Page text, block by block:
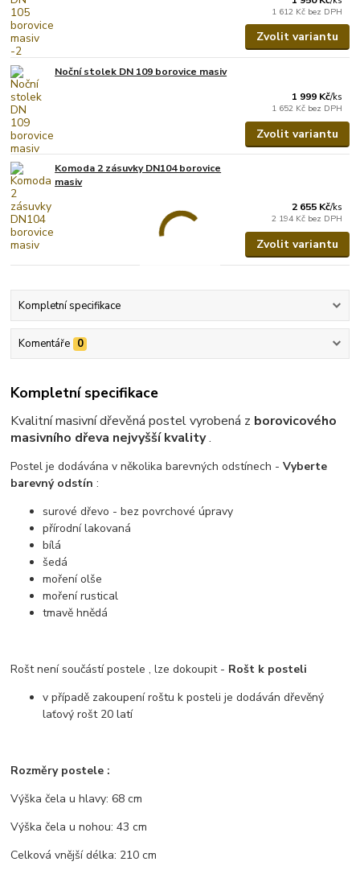
1 612 Kč bez DPH
Zvolit variantu
Noční stolek DN 109 borovice masiv
1 999 Kč/ks
1 652 Kč bez DPH
Zvolit variantu
Komoda 2 zásuvky DN104 borovice
masiv
2 655 Kč/ks
2 194 Kč bez DPH
Zvolit variantu
Kompletní specifikace
Komentáře 0
Kompletní specifikace
Kvalitní masivní dřevěná postel vyrobená z borovicového
masivního dřeva nejvyšší kvality.
Postel je dodávána v několika barevných odstínech -Vyberte
barevný odstín :
surové dřevo - bez povrchové úpravy
přírodní lakovaná
bílá
šedá
moření olše
moření rustical
tmavě hnědá
Rošt není součástí postele , lze dokoupit - Rošt k posteli
v případě zakoupení roštu k posteli je dodáván dřevěný
laťový rošt 20 latí
Rozměry postele :
Výška čela u hlavy: 68 cm
Výška čela u nohou: 43 cm
Celková vnější délka: 210 cm